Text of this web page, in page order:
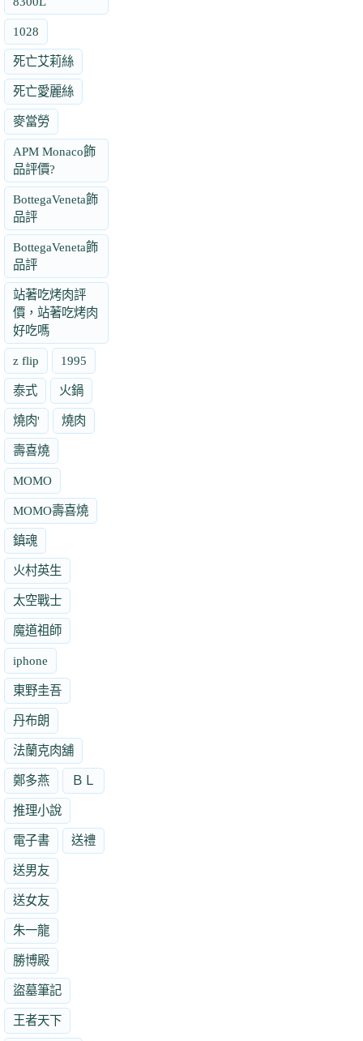
1028
死亡艾莉絲
死亡愛麗絲
麥當勞
APM Monaco飾
品評價?
BottegaVeneta飾
品評
BottegaVeneta飾
品評
站著吃烤肉評
價，站著吃烤肉
好吃嗎
z flip 1995
泰式 火鍋
燒肉' 燒肉
壽喜燒
MOMO
MOMO壽喜燒
鎮魂
火村英生
太空戰士
魔道祖師
iphone
東野圭吾
丹布朗
法蘭克肉舖
鄭多燕 ＢＬ
推理小說
電子書 送禮
送男友
送女友
朱一龍
勝博殿
盜墓筆記
王者天下